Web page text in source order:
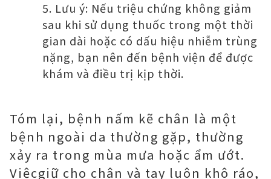
Lưu ý: Nếu triệu chứng không giảm
sau khi sử dụng thuốc trong một thời
gian dài hoặc có dấu hiệu nhiễm trùng
nặng, bạn nên đến bệnh viện để được
khám và điều trị kịp thời.
Tóm lại, bệnh nấm kẽ chân là một
bệnh ngoài da thường gặp, thường
xảy ra trong mùa mưa hoặc ẩm ướt.
Việcgiữ cho chân và tay luôn khô ráo,